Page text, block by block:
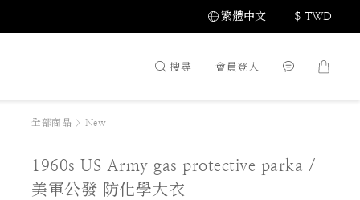
繁體中文 $ TWD
搜尋 會員登入
全部商品 > New
1960s US Army gas protective parka /
美軍公發 防化學大衣